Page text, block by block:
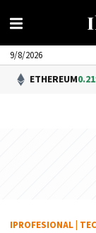
9/8/2026
0.21%$1,901.51
IPROFESIONAL